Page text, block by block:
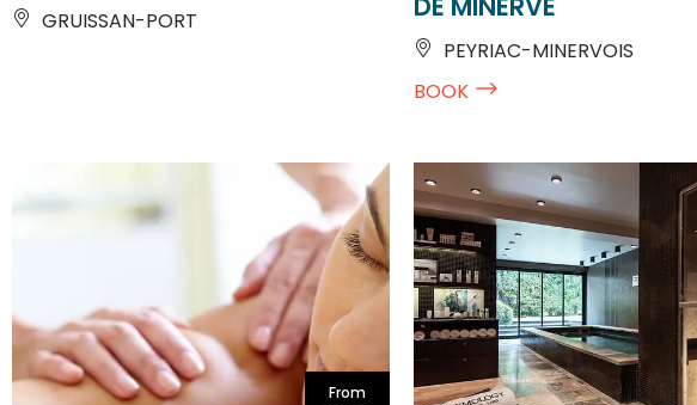
PEYRIAC-MINERVOIS
BOOK
From
22€